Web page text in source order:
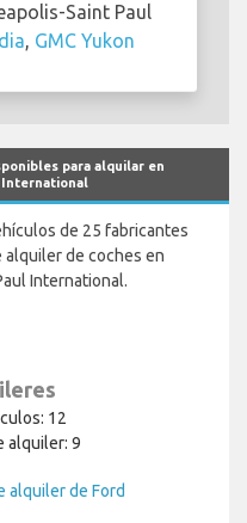
Saint Paul
, GMC Yukon
para alquilar en
International
de 25 fabricantes
alquiler de coches en
International.
12
alquiler: 9
alquiler de Ford